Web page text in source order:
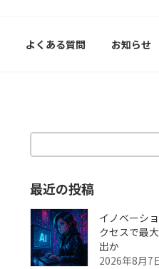
よくある質問 お知らせ
最近の投稿
イノベーシ
クセスで最
出か
2026年8月7